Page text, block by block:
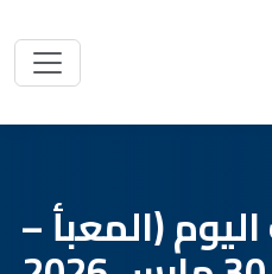
(المعبأ –